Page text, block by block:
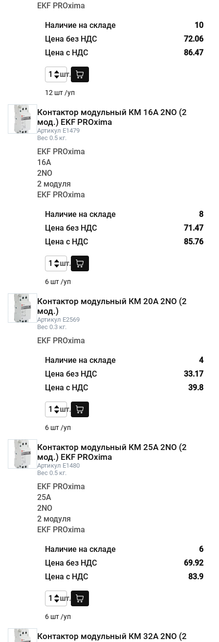
EKF PROxima
10
12 шт /уп
72.06
86.47
шт.
Контактор модульный КМ 16А 2NО (2
мод.) EKF PROxima
Артикул E1479
Вес 0.5 кг.
EKF PROxima
16А
2NО
2 модуля
EKF PROxima
8
6 шт /уп
71.47
85.76
шт.
Контактор модульный КМ 20А 2NО (2
мод.)
Артикул E2569
Вес 0.3 кг.
EKF PROxima
4
6 шт /уп
33.17
39.8
шт.
Контактор модульный КМ 25А 2NО (2
мод.) EKF PROxima
Артикул E1480
Вес 0.5 кг.
EKF PROxima
25А
2NО
2 модуля
EKF PROxima
6
6 шт /уп
69.92
83.9
шт.
Контактор модульный КМ 32А 2NО (2